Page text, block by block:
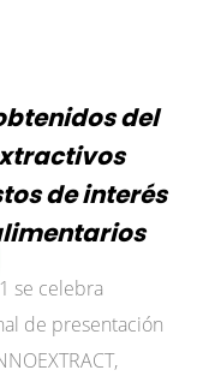
del
de interés
se celebra
de presentación